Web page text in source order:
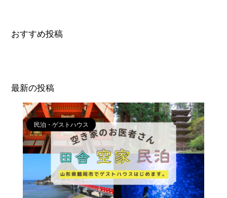
おすすめ投稿
最新の投稿
民泊・ゲストハウス